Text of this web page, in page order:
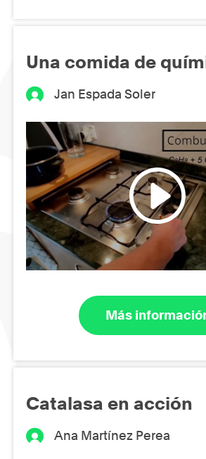
Una comida de
Jan Espada Soler
Más
Catalasa en acción
Ana Martínez Perea